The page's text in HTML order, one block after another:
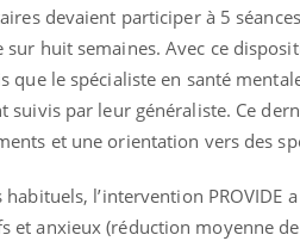
devaient participer à 5
huit semaines. Avec ce
que le spécialiste en santé
suivis par leur généraliste. Ce
et une orientation vers des
l’intervention
et anxieux (réduction moyenne